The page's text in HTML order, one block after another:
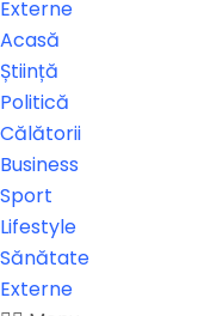
Externe
Acasă
Știință
Politică
Călătorii
Business
Sport
Lifestyle
Sănătate
Externe